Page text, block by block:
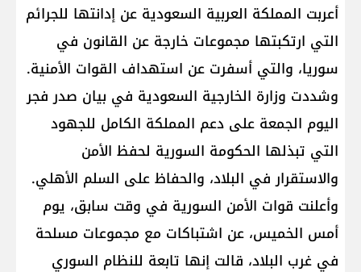
أعربت المملكة العربية السعودية عن إدانتها للجرائم
التي ارتكبتها مجموعات خارجة عن القانون في
سوريا، والتي أسفرت عن استهداف القوات الأمنية.
وشددت وزارة الخارجية السعودية في بيان صدر فجر
اليوم الجمعة على دعم المملكة الكامل للجهود
التي تبذلها الحكومة السورية لحفظ الأمن
والاستقرار في البلاد، والحفاظ على السلم الأهلي.
وأعلنت قوات الأمن السورية في وقت سابق، يوم
أمس الخميس، عن اشتباكات مع مجموعات مسلحة
في غرب البلاد، قالت إنها تابعة للنظام السوري